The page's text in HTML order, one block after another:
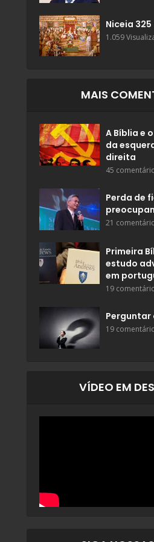
Niceia 325
1.059
MAIS
A Bíblia e
da
direita
45
Perda de
21
Primeira
estudo
em
19
Perguntar
19
VÍDEO EM